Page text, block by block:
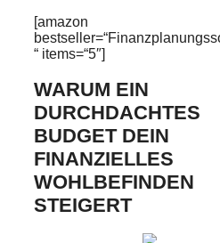
[amazon
“ items=“5″]
WARUM EIN
DURCHDACHTES
BUDGET DEIN
FINANZIELLES
WOHLBEFINDEN
STEIGERT